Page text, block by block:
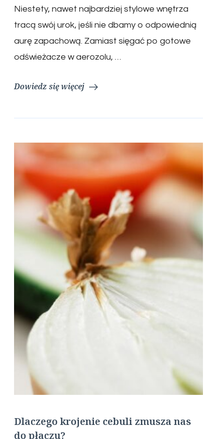
Niestety, nawet najbardziej stylowe wnętrza
tracą swój urok, jeśli nie dbamy o odpowiednią
aurę zapachową. Zamiast sięgać po gotowe
odświeżacze w aerozolu, …
Dowiedz się więcej
Dlaczego krojenie cebuli zmusza nas
do płaczu?